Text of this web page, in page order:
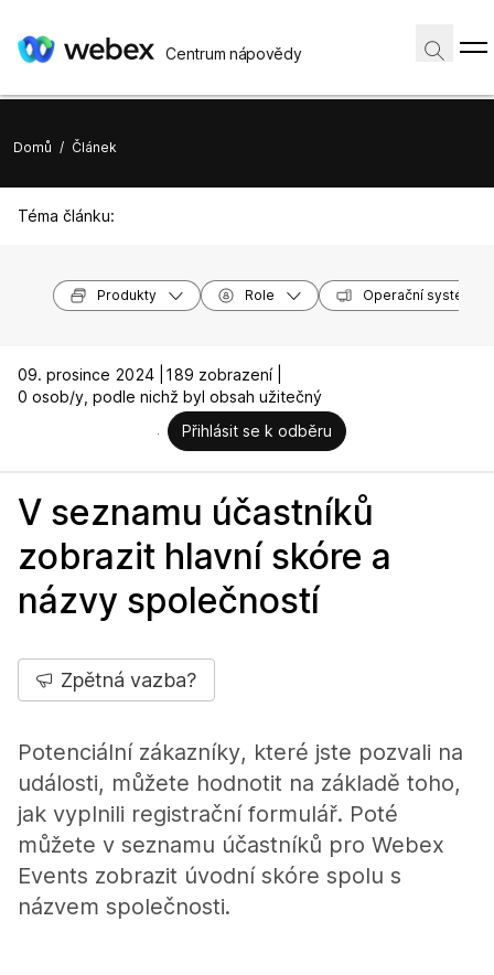
Centrum nápovědy
Domů / Článek
Téma článku:
Produkty Role Operační systémy
09. prosince 2024 |
189 zobrazení |
0 osob/y, podle nichž byl obsah užitečný
Přihlásit se k odběru
V seznamu účastníků
zobrazit hlavní skóre a
názvy společností
Zpětná vazba?
Potenciální zákazníky, které jste pozvali na
události, můžete hodnotit na základě toho,
jak vyplnili registrační formulář. Poté
můžete v seznamu účastníků pro Webex
Events zobrazit úvodní skóre spolu s
názvem společnosti.